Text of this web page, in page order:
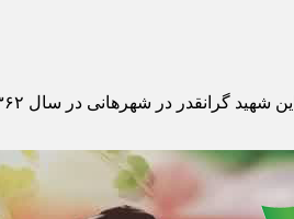
در سال ۱۳۶۲ به درجه رفیع شهادت نائل آمد